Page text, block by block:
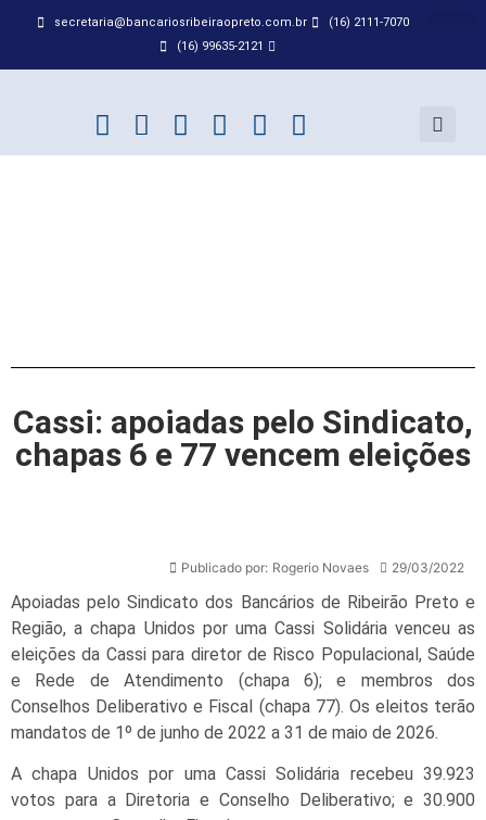
secretaria@bancariosribeiraopreto.com.br
(16) 2111-7070
(16) 99635-2121
Cassi: apoiadas pelo Sindicato,
chapas 6 e 77 vencem eleições
Publicado por: Rogerio Novaes 29/03/2022
Apoiadas pelo Sindicato dos Bancários de Ribeirão Preto e
Região, a chapa Unidos por uma Cassi Solidária venceu as
eleições da Cassi para diretor de Risco Populacional, Saúde
e Rede de Atendimento (chapa 6); e membros dos
Conselhos Deliberativo e Fiscal (chapa 77). Os eleitos terão
mandatos de 1º de junho de 2022 a 31 de maio de 2026.
A chapa Unidos por uma Cassi Solidária recebeu 39.923
votos para a Diretoria e Conselho Deliberativo; e 30.900